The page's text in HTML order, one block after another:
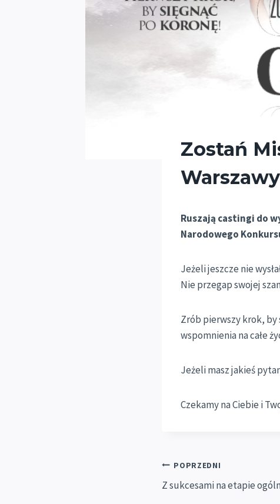
Zostań
Ruszają castingi do
Narodowego
Jeżeli jeszcze nie
Nie przegap swojej
Zrób pierwszy krok, by
wspomnienia na całe
Jeżeli masz jakieś
Czekamy na Ciebie i
Nawigacja
wpisu
POPRZEDNI
Z sukcesami na etapie